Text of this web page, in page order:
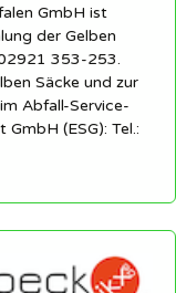
GmbH ist
der Gelben
353-253.
Säcke und zur
Abfall-Service-
(ESG): Tel.: